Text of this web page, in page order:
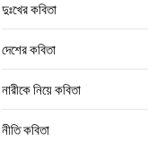
দুঃখের কবিতা
দেশের কবিতা
নারীকে নিয়ে কবিতা
নীতি কবিতা